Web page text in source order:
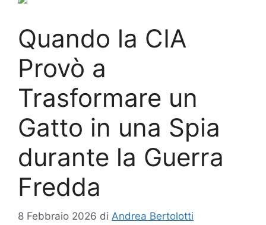
Quando la CIA
Provò a
Trasformare un
Gatto in una Spia
durante la Guerra
Fredda
8 Febbraio 2026 di Andrea Bertolotti